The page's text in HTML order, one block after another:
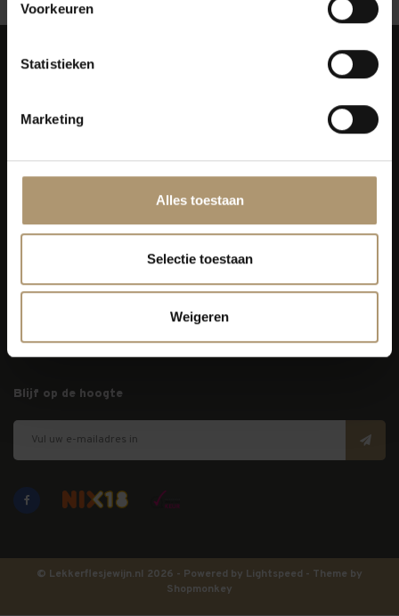
Voorkeuren
Statistieken
Marketing
Alles toestaan
Selectie toestaan
Weigeren
2431 AE Noorden
Blijf op de hoogte
© Lekkerflesjewijn.nl 2026 - Powered by Lightspeed - Theme by
Shopmonkey